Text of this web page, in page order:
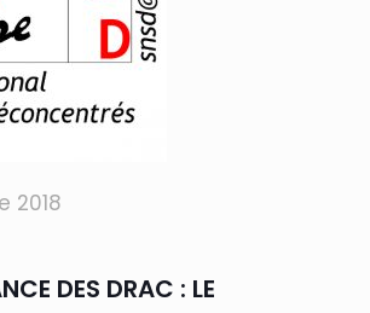
2018
DES DRAC : LE